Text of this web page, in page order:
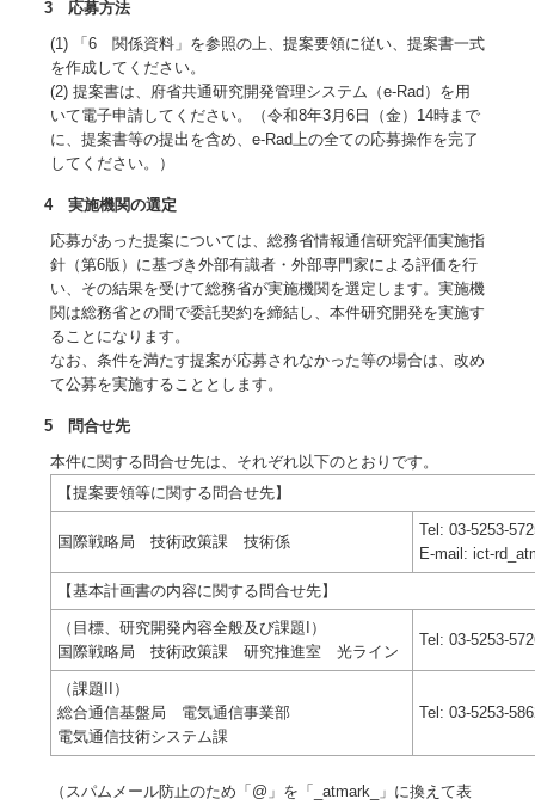
3 応募方法
(1) 「6 関係資料」を参照の上、提案要領に従い、提案書一式
を作成してください。
(2) 提案書は、府省共通研究開発管理システム（e-Rad）を用
いて電子申請してください。（令和8年3月6日（金）14時まで
に、提案書等の提出を含め、e-Rad上の全ての応募操作を完了
してください。）
4 実施機関の選定
応募があった提案については、総務省情報通信研究評価実施指
針（第6版）に基づき外部有識者・外部専門家による評価を行
い、その結果を受けて総務省が実施機関を選定します。実施機
関は総務省との間で委託契約を締結し、本件研究開発を実施す
ることになります。
なお、条件を満たす提案が応募されなかった等の場合は、改め
て公募を実施することとします。
5 問合せ先
本件に関する問合せ先は、それぞれ以下のとおりです。
【提案要領等に関する問合せ先】
国際戦略局 技術政策課 技術係
Tel: 03-5253-
E-mail: ict-
【基本計画書の内容に関する問合せ先】
（目標、研究開発内容全般及び課題I）
国際戦略局 技術政策課 研究推進室 光ライン
Tel: 03-5253-
（課題II）
総合通信基盤局 電気通信事業部
電気通信技術システム課
Tel: 03-5253-
（スパムメール防止のため「@」を「_atmark_」に換えて表